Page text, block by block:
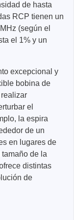
de hasta
RCP tienen un
(según el
el 1% y un
excepcional y
bobina de
el
la espira
de un
en lugares de
de la
distintas
de